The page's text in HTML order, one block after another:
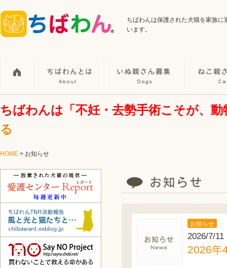
ちばわんは保護された犬猫を家族
います。
ちばわんは「不妊・去勢手術こそが、
る
HOME > お知らせ
お知らせ
2026/7/11
2026年